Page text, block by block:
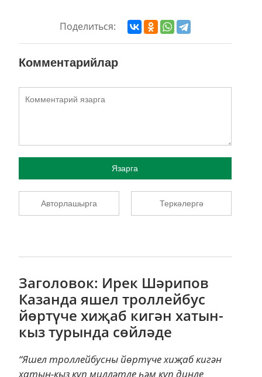
Поделиться:
Комментарийлар
Язарга
Авторлашырга Теркәлергә
Заголовок: Ирек Шәрипов
Казанда яшел троллейбус
йөртүче хиҗаб кигән хатын-
кыз турында сөйләде
“Яшел троллейбусны йөртүче хиҗаб кигән
хатын-кыз күп милләтле һәм күп динле